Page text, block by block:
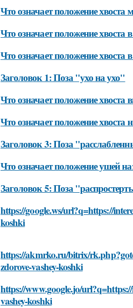
Что означает положение хвоста
Что означает положение
Что означает положение хвоста
Заголовок 1: Поза "ухо на ухо"
Что означает положение хвоста
Что означает положение хвоста
Заголовок 3: Поза
Что означает положение ушей
Заголовок 5: Поза
https://google.ws/url?q=https://
koshki
https://akmrko.ru/bitrix/
zdorove-vashey-koshki
https://www.google.jo/
vashey-koshki